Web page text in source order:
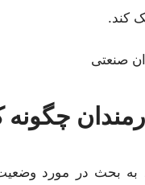
کند.
چگونه
را با کارمند به بحث